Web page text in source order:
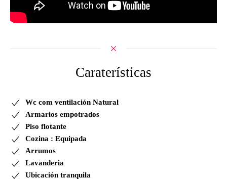
Caraterísticas
Wc com ventilación Natural
Armarios empotrados
Piso flotante
Cozina : Equipada
Arrumos
Lavanderia
Ubicación tranquila